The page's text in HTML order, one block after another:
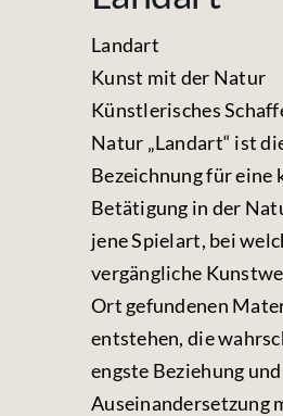
Landart
Kunst mit der Natur
Künstlerisches
Natur „Landart“ ist
Bezeichnung für eine
Betätigung in der
jene Spielart, bei
vergängliche
Ort gefundenen
entstehen, die
engste Beziehung und
Auseinandersetzung